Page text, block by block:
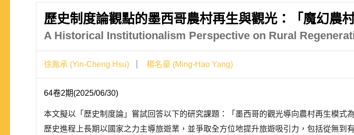
歷史制度論觀點的墨西哥農村再生與觀光：「魔幻農村
A Historical Institutionalism Perspective on Rural
徐胤承 (Yin-Cheng Hsu) 楊名豪 (Ming-Hao Yang)
64卷2期(2025/06/30)
本文擬以「歷史制度論」嘗試回答以下的研究課題：「墨西哥的觀光導向農村再生模
歷史進程上長期以國家之力主導旅遊業，並爭取全方位地提升旅遊吸引力，包括從無到